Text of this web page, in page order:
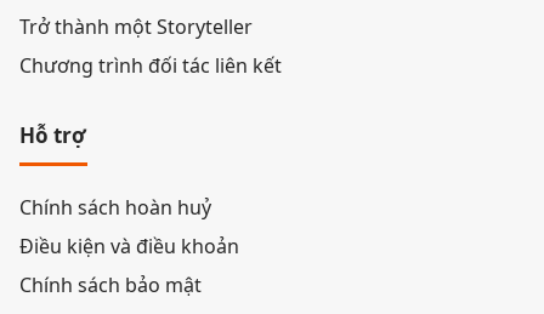
Trở thành một Storyteller
Chương trình đối tác liên kết
Hỗ trợ
Chính sách hoàn huỷ
Điều kiện và điều khoản
Chính sách bảo mật